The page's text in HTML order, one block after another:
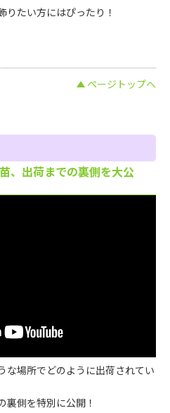
たい方にはぴったり！
ページトップへ
、出荷までの裏側を大公
な場所でどのように出荷されてい
裏側を特別に公開！